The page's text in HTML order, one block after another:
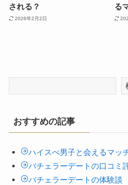
される？
2026年2月2日
る
おすすめの記事
ハイスぺ男子と会えるマッ
バチェラーデートの口コミ
バチェラーデートの体験談